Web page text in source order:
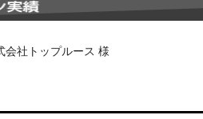
会社トップルース 様